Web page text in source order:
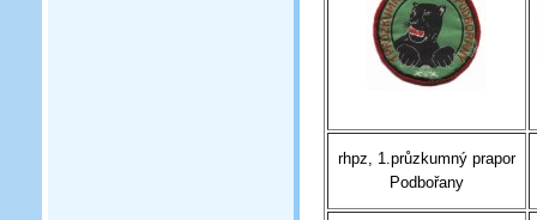
rhpz, 1.průzkumný prapor
Podbořany